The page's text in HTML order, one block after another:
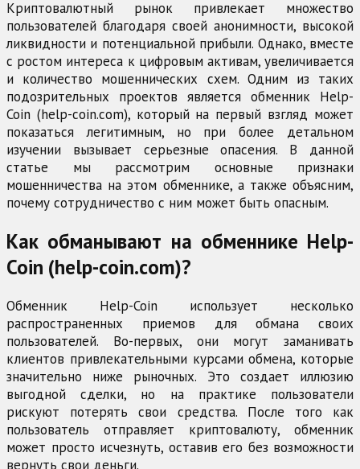
Криптовалютный рынок привлекает множество
пользователей благодаря своей анонимности, высокой
ликвидности и потенциальной прибыли. Однако, вместе
с ростом интереса к цифровым активам, увеличивается
и количество мошеннических схем. Одним из таких
подозрительных проектов является обменник Help-
Coin (help-coin.com), который на первый взгляд может
показаться легитимным, но при более детальном
изучении вызывает серьезные опасения. В данной
статье мы рассмотрим основные признаки
мошенничества на этом обменнике, а также объясним,
почему сотрудничество с ним может быть опасным.
Как обманывают на обменнике Help-
Coin (help-coin.com)?
Обменник Help-Coin использует несколько
распространенных приемов для обмана своих
пользователей. Во-первых, они могут заманивать
клиентов привлекательными курсами обмена, которые
значительно ниже рыночных. Это создает иллюзию
выгодной сделки, но на практике пользователи
рискуют потерять свои средства. После того как
пользователь отправляет криптовалюту, обменник
может просто исчезнуть, оставив его без возможности
вернуть свои деньги.